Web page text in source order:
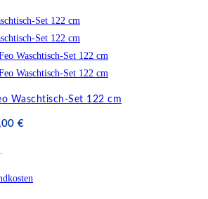
Waschtisch-Set 122 cm
€